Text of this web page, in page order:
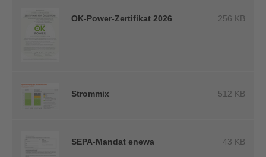
OK-Power-Zertifikat 2026 256 KB
Strommix 512 KB
SEPA-Mandat enewa 43 KB